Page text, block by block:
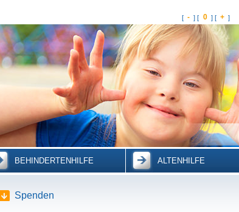
[ - ] [ 0 ] [ + ]
BEHINDERTENHILFE ALTENHILFE
Spenden